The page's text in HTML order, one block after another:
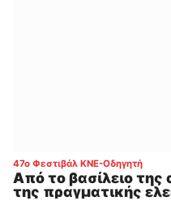
47ο Φεστιβάλ ΚΝΕ-Οδηγητή:
Από το βασίλειο της
της πραγματικής